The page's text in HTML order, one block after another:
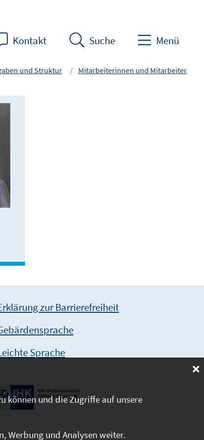
Kontakt Suche Menü
und Struktur Mitarbeiterinnen und Mitarbeiter
zur Barrierefreiheit
Sprache
können und die Zugriffe auf unsere
Werbung und Analysen weiter.